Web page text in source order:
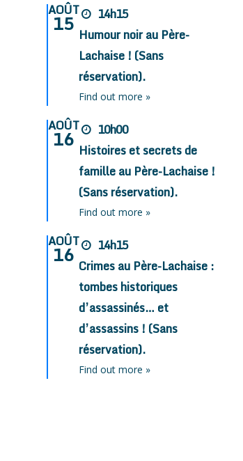
AOÛT
15
14h15
Humour noir au Père-
Lachaise ! (Sans
réservation).
Find out more »
AOÛT
16
10h00
Histoires et secrets de
famille au Père-Lachaise !
(Sans réservation).
Find out more »
AOÛT
16
14h15
Crimes au Père-Lachaise :
tombes historiques
d’assassinés… et
d’assassins ! (Sans
réservation).
Find out more »